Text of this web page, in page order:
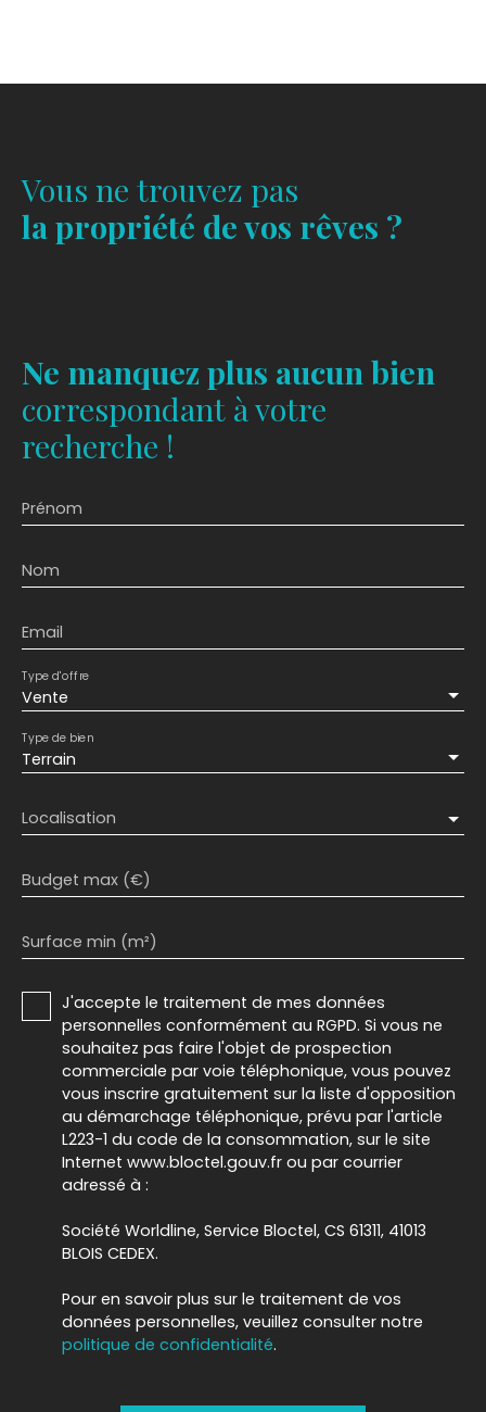
Vous ne trouvez pas
la propriété de vos rêves ?
Ne manquez plus aucun bien
correspondant à votre
recherche !
Prénom
Nom
Email
Vente
Type d'offre
Terrain
Type de bien
Localisation
Budget max (€)
Surface min (m²)
J'accepte le traitement de mes données
personnelles conformément au RGPD. Si vous ne
souhaitez pas faire l'objet de prospection
commerciale par voie téléphonique, vous pouvez
vous inscrire gratuitement sur la liste d'opposition
au démarchage téléphonique, prévu par l'article
L223-1 du code de la consommation, sur le site
Internet www.bloctel.gouv.fr ou par courrier
adressé à :
Société Worldline, Service Bloctel, CS 61311, 41013
BLOIS CEDEX.
Pour en savoir plus sur le traitement de vos
données personnelles, veuillez consulter notre
politique de confidentialité.